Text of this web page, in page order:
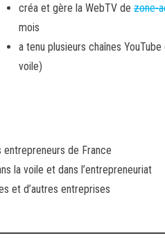
créa et gère la WebTV de zone-
mois
a tenu plusieurs chaînes
voile)
de France
la voile et dans l’entrepreneuriat
et d’autres entreprises